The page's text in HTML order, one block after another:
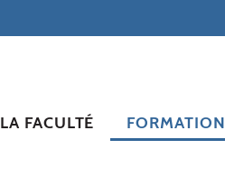
LA FACULTÉ FORMATION